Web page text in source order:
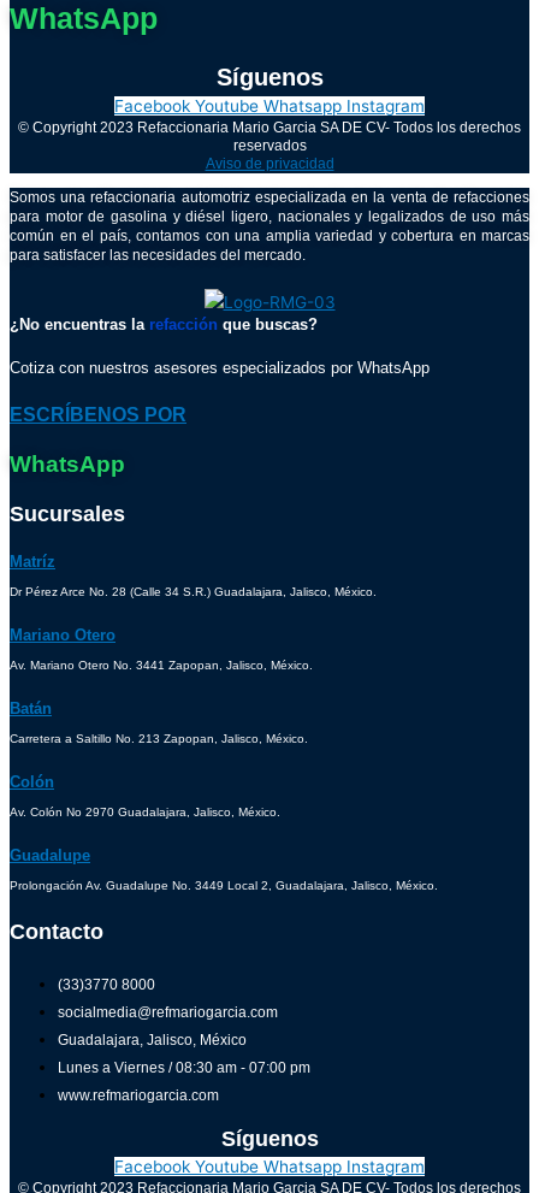
WhatsApp
Síguenos
Facebook Youtube Whatsapp Instagram
© Copyright 2023 Refaccionaria Mario Garcia SA DE CV- Todos los derechos
reservados
Aviso de privacidad
Somos una refaccionaria automotriz especializada en la venta de refacciones
para motor de gasolina y diésel ligero, nacionales y legalizados de uso más
común en el país, contamos con una amplia variedad y cobertura en marcas
para satisfacer las necesidades del mercado.
¿No encuentras la refacción que buscas?
Cotiza con nuestros asesores especializados por WhatsApp
ESCRÍBENOS POR
WhatsApp
Sucursales
Matríz
Dr Pérez Arce No. 28 (Calle 34 S.R.) Guadalajara, Jalisco, México.
Mariano Otero
Av. Mariano Otero No. 3441 Zapopan, Jalisco, México.
Batán
Carretera a Saltillo No. 213 Zapopan, Jalisco, México.
Colón
Av. Colón No 2970 Guadalajara, Jalisco, México.
Guadalupe
Prolongación Av. Guadalupe No. 3449 Local 2, Guadalajara, Jalisco, México.
Contacto
(33)3770 8000
socialmedia@refmariogarcia.com
Guadalajara, Jalisco, México
Lunes a Viernes / 08:30 am - 07:00 pm
www.refmariogarcia.com
Síguenos
Facebook Youtube Whatsapp Instagram
© Copyright 2023 Refaccionaria Mario Garcia SA DE CV- Todos los derechos